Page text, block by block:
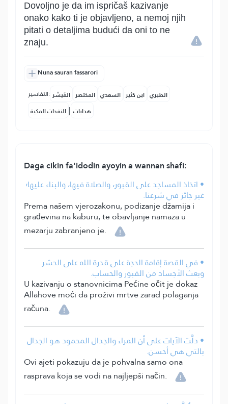
Dovoljno je da im ispričaš kazivanje
onako kako ti je objavljeno, a nemoj njih
pitati o detaljima budući da oni to ne
znaju.
Nuna sauran fassarori
التفاسير: المُيسَّر المختصر السعدي ابن كثير الطبري
النفحات المكية | هدايات
Daga cikin fa'idodin ayoyin a wannan shafi:
• اتخاذ المساجد على القبور، والصلاة فيها، والبناء عليها؛
غير جائز في شرعنا.
Prema našem vjerozakonu, podizanje džamija i
građevina na kaburu, te obavljanje namaza u
mezarju zabranjeno je.
• في القصة إقامة الحجة على قدرة الله على الحشر
وبعث الأجساد من القبور والحساب.
U kazivanju o stanovnicima Pećine očit je dokaz
Allahove moći da proživi mrtve zarad polaganja
računa.
• دلَّت الآيات على أن المراء والجدال المحمود هو الجدال
بالتي هي أحسن.
Ovi ajeti pokazuju da je pohvalna samo ona
rasprava koja se vodi na najljepši način.